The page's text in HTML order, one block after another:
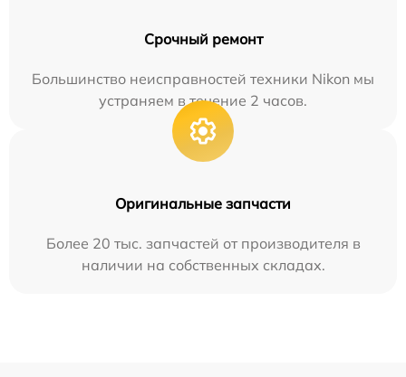
Срочный ремонт
Большинство неисправностей техники Nikon мы
устраняем в течение 2 часов.
Оригинальные запчасти
Более 20 тыс. запчастей от производителя в
наличии на собственных складах.